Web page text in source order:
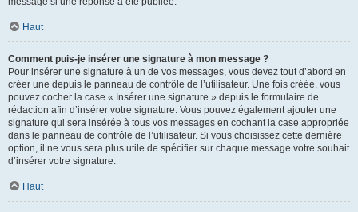
Haut
Comment puis-je insérer une signature à mon message ?
Pour insérer une signature à un de vos messages, vous devez tout d’abord en
créer une depuis le panneau de contrôle de l’utilisateur. Une fois créée, vous
pouvez cocher la case « Insérer une signature » depuis le formulaire de
rédaction afin d’insérer votre signature. Vous pouvez également ajouter une
signature qui sera insérée à tous vos messages en cochant la case appropriée
dans le panneau de contrôle de l’utilisateur. Si vous choisissez cette dernière
option, il ne vous sera plus utile de spécifier sur chaque message votre souhait
d’insérer votre signature.
Haut